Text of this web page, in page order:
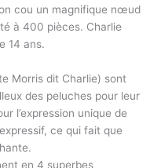
cou un magnifique nœud
à 400 pièces. Charlie
14 ans.
Morris dit Charlie) sont
des peluches pour leur
l’expression unique de
ce qui fait que
en 4 superbes